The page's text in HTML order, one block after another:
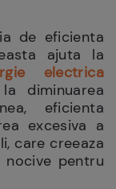
de eficienta
ajuta la
electrica
diminuarea
eficienta
excesiva a
care creeaza
pentru